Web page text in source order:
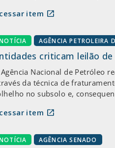
item open_in_new
AGÊNCIA PETROLEIRA
criticam leilão
Agência Nacional de Petróleo
da técnica de
no subsolo e,
item open_in_new
AGÊNCIA SENADO